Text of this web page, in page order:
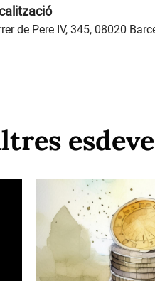
de Pere IV, 345, 08020